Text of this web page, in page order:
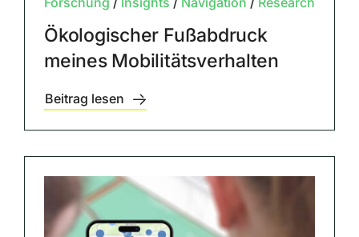
Ökologischer Fußabdruck
meines Mobilitätsverhalten
Beitrag lesen